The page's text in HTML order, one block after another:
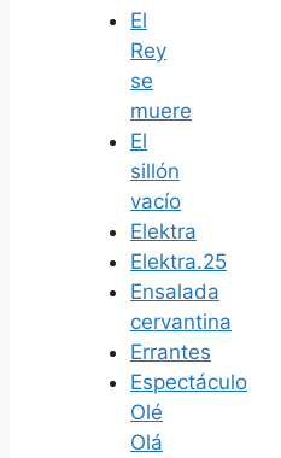
El
Rey
se
muere
El
sillón
vacío
Elektra
Elektra.25
Ensalada
cervantina
Errantes
Espectáculo
Olé
Olá